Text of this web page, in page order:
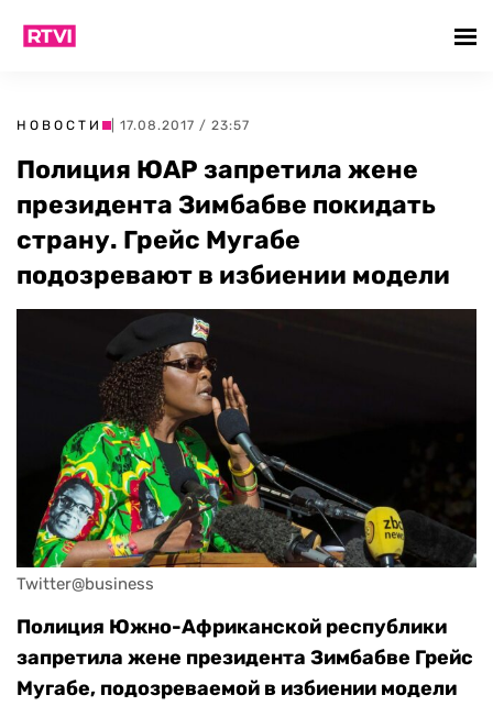
НОВОСТИ | 17.08.2017 / 23:57
Полиция ЮАР запретила жене
президента Зимбабве покидать
страну. Грейс Мугабе
подозревают в избиении модели
Twitter@business
Полиция Южно-Африканской республики
запретила жене президента Зимбабве Грейс
Мугабе, подозреваемой в избиении модели